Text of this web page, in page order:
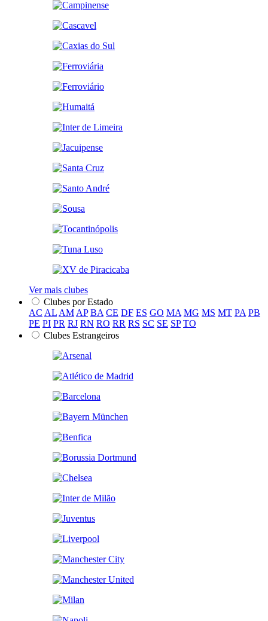
Ver mais clubes
Clubes por Estado
AC AL AM AP BA CE DF ES GO MA MG MS MT PA PB
PE PI PR RJ RN RO RR RS SC SE SP TO
Clubes Estrangeiros